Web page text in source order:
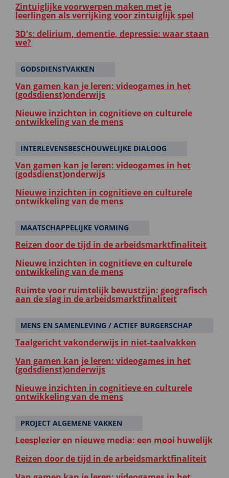
Zintuiglijke voorwerpen maken met je
leerlingen als verrijking voor zintuiglijk spel
3D's: delirium, dementie, depressie: waar staan
we?
GODSDIENSTVAKKEN
Van gamen kan je leren: videogames in het
(godsdienst)onderwijs
Nieuwe inzichten in cognitieve en culturele
ontwikkeling van de mens
INTERLEVENSBESCHOUWELIJKE DIALOOG
Van gamen kan je leren: videogames in het
(godsdienst)onderwijs
Nieuwe inzichten in cognitieve en culturele
ontwikkeling van de mens
MAATSCHAPPELIJKE VORMING
Reizen door de tijd in de arbeidsmarktfinaliteit
Nieuwe inzichten in cognitieve en culturele
ontwikkeling van de mens
Ruimte voor ruimtelijk bewustzijn: geografisch
aan de slag in de arbeidsmarktfinaliteit
MENS EN SAMENLEVING / ACTIEF BURGERSCHAP
Taalgericht vakonderwijs in niet-taalvakken
Van gamen kan je leren: videogames in het
(godsdienst)onderwijs
Nieuwe inzichten in cognitieve en culturele
ontwikkeling van de mens
PROJECT ALGEMENE VAKKEN
Leesplezier en nieuwe media: een mooi huwelijk
Reizen door de tijd in de arbeidsmarktfinaliteit